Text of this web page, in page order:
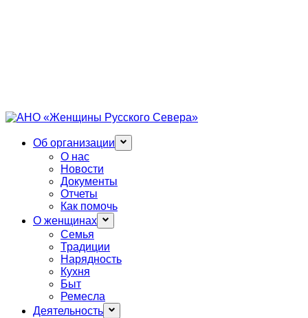
Об организации
О нас
Новости
Документы
Отчеты
Как помочь
О женщинах
Семья
Традиции
Нарядность
Кухня
Быт
Ремесла
Деятельность